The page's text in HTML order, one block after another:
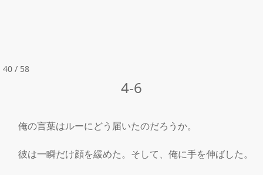
40 / 58
4-6
俺の言葉はルーにどう届いたのだろうか。
彼は一瞬だけ顔を緩めた。そして、俺に手を伸ばした。